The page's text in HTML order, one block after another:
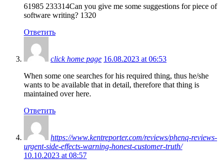
61985 233314Can you give me some suggestions for piece of
software writing? 1320
Ответить
click home page 16.08.2023 at 06:53
When some one searches for his required thing, thus he/she
wants to be available that in detail, therefore that thing is
maintained over here.
Ответить
https://www.kentreporter.com/reviews/phenq-reviews-
urgent-side-effects-warning-honest-customer-truth/
10.10.2023 at 08:57